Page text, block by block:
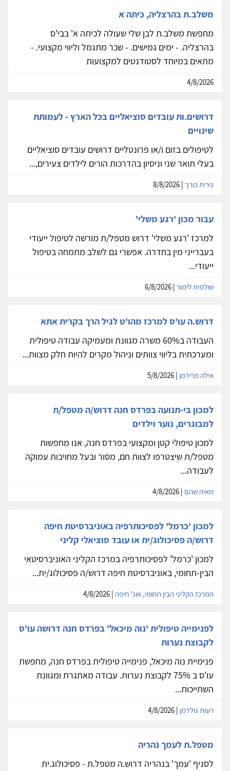
משלב.ת בהרצליה, כיתה א
מחפשת משלב.ת לבן שלי שעולה לכיתה א' בבי'ס
בהרצליה. - ימים גמישים. - שכר מתגמל וליווי מקצועי. -
מתאים במיוחד לסטודנטים למקצועות
4/8/2026
דרושים.ות עובדים סוציאליים בכל הארץ - לעמותת
שינויים
לטיפולים בזום ו/או פרונטליים דרושים עובדים סוציאליים
בעלי תואר שני וניסיון בהדרכות הורים לילדים צעירים,...
נירית כורך
עבור מכון 'רגע משלי'
למרכז 'רגע משלי' דרוש מטפל/ת מורשה לטיפול ייעודי
בעברייני מין בחדרה. אפשרי גם לשלב מתמחה בטיפול
ייעודי...
שולמית לימור
דרוש.ה עו'ס למרכז מהו'ט לגיל הרך בקרית אתא
העבודה ב60% משרה מגוונת ומעמיקה עבודה טיפולית
ומערכתית בליווי צוותים וניהול מקרים להיות חלק מצוות...
אילה פרידמן
למכון בי-תנועה בפרדס חנה דרוש/ה מטפל/ת
למבוגרים, נוער וילדים
למכון טיפולי קטן ומקצועי בפרדס חנה, אנו מחפשות
מטפל/ת שיצטרפו לצוות חם, מסור ובעל מחויבות עמוקה
לעבודה...
מאיה שהם
למכון 'כרמל' לפסיכותרפיה באוניברסיטת חיפה
דרוש/ה פסיכולוג/ית או עובד סוציאלי קליני
למכון 'כרמל' לפסיכותרפיה במרכז הקליני האוניברסיטאי
הבין-תחומי, באוניברסיטת חיפה דרוש/ה פסיכולוג/ית...
המרכז הקליני הבין תחומי, אונ' חיפה
לפנימייה טיפולית 'נוה מיכאל' בפרדס חנה דרושה עו'ס
לקבוצת נערות
פנימיית נוה מיכאל, פנימייה טיפולית בפרדס חנה, מחפשת
עו'ס ב 75% לקבוצת נערות. עבודה מאתגרת ומגוונת
השתייכות...
רעות גולדמן
מטפל.ת לעמך נהריה
לסניף 'עמך' בנהריה דרוש.ה מטפל.ת - פסיכולוג.ית